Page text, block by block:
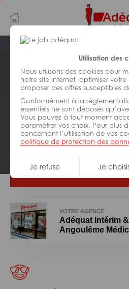
Utilisation des
Nous utilisons des cookies pour
notre site internet, optimiser
proposer des offres susceptibles
Conformément à la
essentiels ne sont déposés
Vous pouvez à tout moment
paramétrer vos choix. Pour plus
concernant l’utilisation de vos
politique de protection des
Je refuse Je
au
contenu
principal
navigation
MÉDICAL/
Réf : Z18-313907
Infirmier diplôme
Interim Ruffec
VOTRE AGENCE
Adéquat Intérim
Angoulême